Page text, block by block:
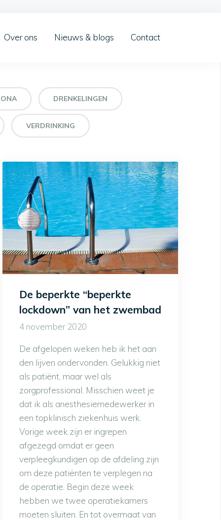
Over ons Nieuws & blogs Contact
DRENKELINGEN
VERDRINKING
De beperkte “beperkte
lockdown” van het zwembad
4 november 2020
De afgelopen weken heb ik het aan
den lijven ondervonden. Gelukkig niet
als patiënt, maar wel als
zorgprofessional. Misschien weet je
dat ik als anesthesiemedewerker in
een topklinisch ziekenhuis werk.
Vorige week zijn er ingrepen
afgezegd omdat er geen
verpleegkundigen op de afdeling zijn
om deze patiënten te verplegen na
de operatie. Begin deze week
hebben we twee operatiekamers
moeten sluiten. En tot overmaat van